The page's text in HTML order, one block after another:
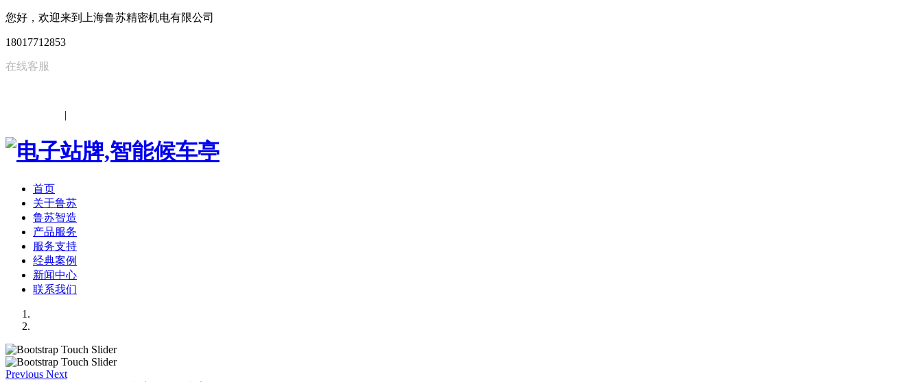
您好，欢迎来到上海鲁苏精密机电有限公司
18017712853
在线客服
|
首页
关于鲁苏
鲁苏智造
产品服务
服务支持
经典案例
新闻中心
联系我们
Previous Next